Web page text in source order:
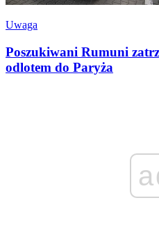
Uwaga
Poszukiwani Rumuni
odlotem do Paryża